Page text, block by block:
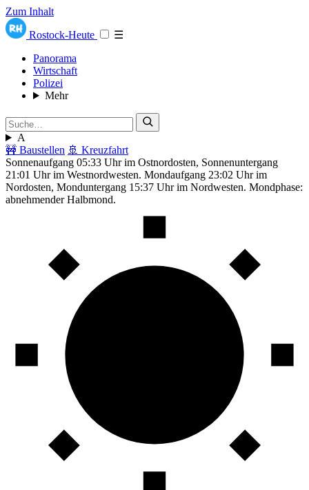
Zum Inhalt
Rostock-Heute
☰
Panorama
Wirtschaft
Polizei
Mehr
A
🚧 Baustellen 🚢 Kreuzfahrt
Sonnenaufgang 05:33 Uhr im Ostnordosten, Sonnenuntergang
21:01 Uhr im Westnordwesten. Mondaufgang 23:02 Uhr im
Nordosten, Monduntergang 15:37 Uhr im Nordwesten. Mondphase:
abnehmender Halbmond.